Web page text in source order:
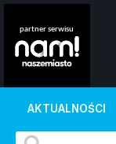
AKTUALNOŚCI